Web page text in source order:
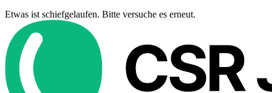
Etwas ist schiefgelaufen. Bitte versuche es erneut.